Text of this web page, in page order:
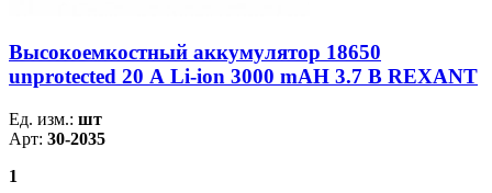
Высокоемкостный аккумулятор 18650
unprotected 20 А Li-ion 3000 mAH 3.7 В REXANT
Ед. изм.: шт
Арт: 30-2035
1